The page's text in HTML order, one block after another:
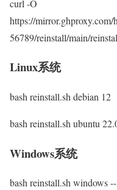
curl -O
https://
56789/reinstall/main/
Linux系统
bash reinstall.sh debian 12
bash reinstall.sh ubuntu
Windows系统
bash reinstall.sh windows